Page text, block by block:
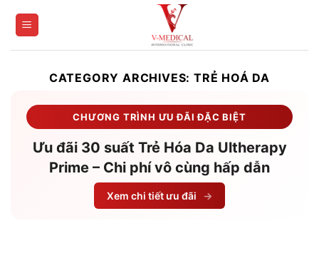
CATEGORY ARCHIVES:TRẺ HOÁ DA
CHƯƠNG TRÌNH ƯU ĐÃI ĐẶC BIỆT
Ưu đãi 30 suất Trẻ Hóa Da Ultherapy
Prime – Chi phí vô cùng hấp dẫn
Xem chi tiết ưu đãi →